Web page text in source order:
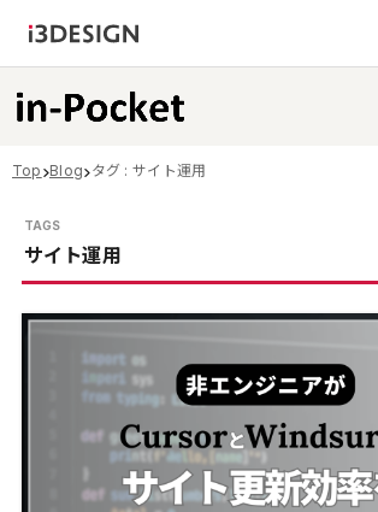
Top Blog タグ : サイト運用
サイト運用